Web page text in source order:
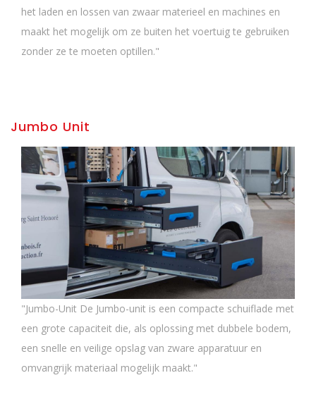
het laden en lossen van zwaar materieel en machines en
maakt het mogelijk om ze buiten het voertuig te gebruiken
zonder ze te moeten optillen."
Jumbo Unit
"Jumbo-Unit De Jumbo-unit is een compacte schuiflade met
een grote capaciteit die, als oplossing met dubbele bodem,
een snelle en veilige opslag van zware apparatuur en
omvangrijk materiaal mogelijk maakt."